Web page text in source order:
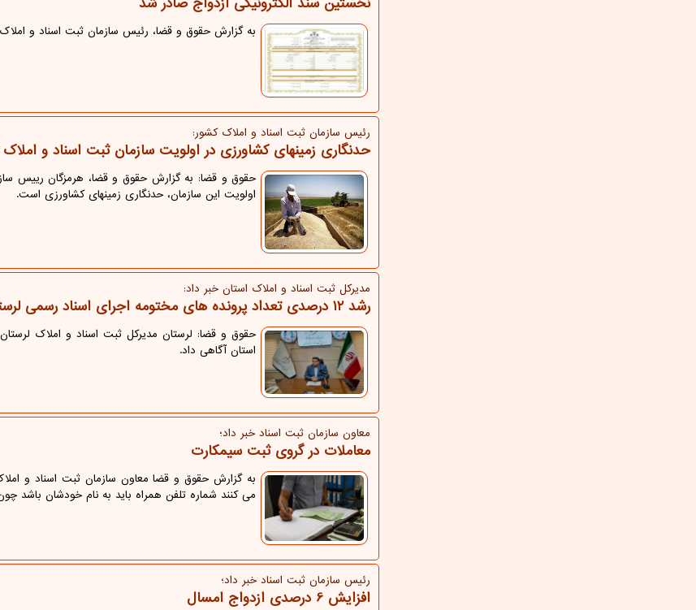
به گزارش حقوق و قضا، رئیس سازمان ثبت اسناد و
رئیس سازمان ثبت اسناد و املاك كشور:
حدنگاری زمینهای کشاورزی در اولویت سازمان ثبت اسناد و
حقوق و قضا: به گزارش حقوق و قضا، هرمزگان رییس
اولویت این سازمان، حدنگاری زمینهای کشاورزی است.
مدیركل ثبت اسناد و املاك استان خبر داد:
رشد ۱۲ درصدی تعداد پرونده های مختومه اجرای اسناد رسمی لرستان
استان آگاهی داد.
معاون سازمان ثبت اسناد خبر داد؛
معاملات در گروی ثبت سیمکارت
به گزارش حقوق و قضا معاون سازمان ثبت اسناد و
می کنند شماره تلفن همراه باید به نام خودشان باشد
رئیس سازمان ثبت اسناد خبر داد؛
افزایش 6 درصدی ازدواج امسال